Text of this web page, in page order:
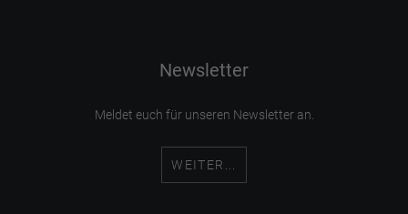
Newsletter
Meldet euch für unseren Newsletter an.
WEITER...